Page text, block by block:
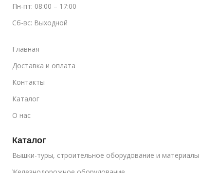
Пн-пт: 08:00 – 17:00
Сб-вс: Выходной
Главная
Доставка и оплата
Контакты
Каталог
О нас
Каталог
Вышки-туры, строительное оборудование и материалы